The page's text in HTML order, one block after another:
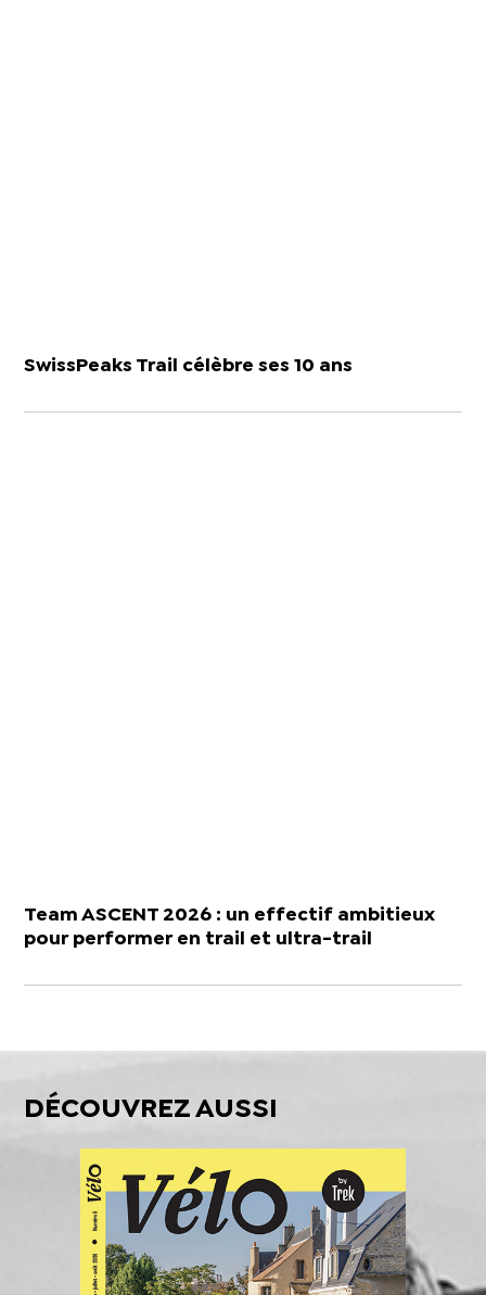
SwissPeaks Trail célèbre ses 10 ans
Team ASCENT 2026 : un effectif ambitieux
pour performer en trail et ultra-trail
DÉCOUVREZ AUSSI